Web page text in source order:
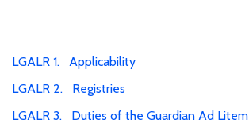
LGALR 1. Applicability
LGALR 2. Registries
LGALR 3. Duties of the Guardian Ad Litem